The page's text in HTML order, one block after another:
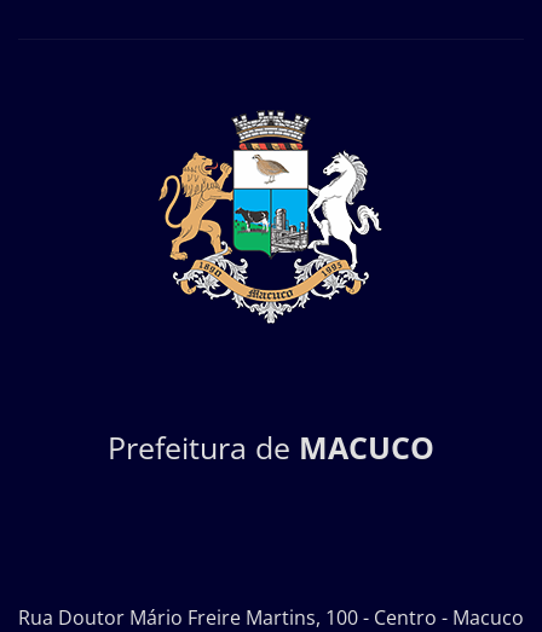
Prefeitura de MACUCO
Rua Doutor Mário Freire Martins, 100 - Centro - Macuco